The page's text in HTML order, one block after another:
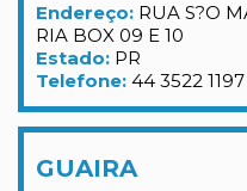
Endereço: RUA S?O
RIA BOX 09 E 10
Estado: PR
Telefone: 44 3522 1197
GUAIRA